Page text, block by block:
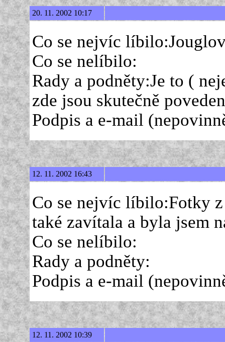
20. 11. 2002 10:17
Co se nejvíc
Co se nelíbilo:
Rady a podněty:Je to (
zde jsou skutečně
Podpis a e-mail
12. 11. 2002 16:43
Co se nejvíc líbilo:Fotky
také zavítala a byla jsem
Co se nelíbilo:
Rady a podněty:
Podpis a e-mail
12. 11. 2002 10:39